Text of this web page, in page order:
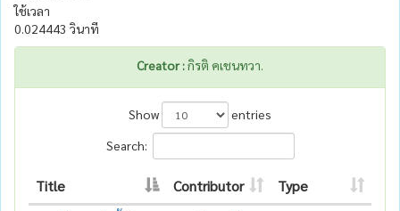
ใช้เวลา
0.024443 วินาที
Creator :กิรติ คเชนทวา.
Show
entries
Search:
Title Contributor
Type